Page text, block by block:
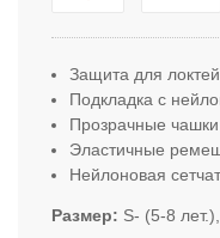
Защита для
Подкладка с
Прозрачные
Эластичные
Нейлоновая
Размер S- (5-8